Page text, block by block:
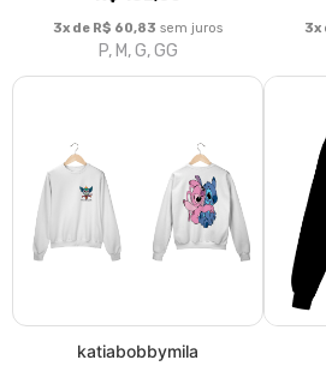
3x de R$ 60,83 sem juros
P, M, G, GG
3x
katiabobbymila